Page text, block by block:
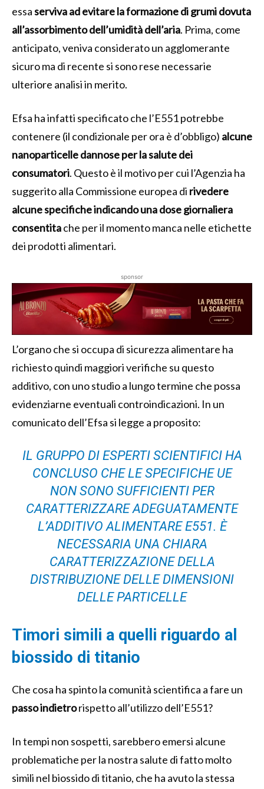
essaserviva ad evitare la formazione di grumi dovuta
all’assorbimento dell’umidità dell’aria. Prima, come
anticipato, veniva considerato un agglomerante
sicuro ma di recente si sono rese necessarie
ulteriore analisi in merito.
Efsa ha infatti specificato che l’E551 potrebbe
contenere (il condizionale per ora è d’obbligo) alcune
nanoparticelle dannose per la salute dei
consumatori. Questo è il motivo per cui l’Agenzia ha
suggerito alla Commissione europea di rivedere
alcune specifiche indicando una dose giornaliera
consentitache per il momento manca nelle etichette
dei prodotti alimentari.
sponsor
L’organo che si occupa di sicurezza alimentare ha
richiesto quindi maggiori verifiche su questo
additivo, con uno studio a lungo termine che possa
evidenziarne eventuali controindicazioni. In un
comunicato dell’Efsa si legge a proposito:
IL GRUPPO DI ESPERTI SCIENTIFICI HA
CONCLUSO CHE LE SPECIFICHE UE
NON SONO SUFFICIENTI PER
CARATTERIZZARE ADEGUATAMENTE
L’ADDITIVO ALIMENTARE E551. È
NECESSARIA UNA CHIARA
CARATTERIZZAZIONE DELLA
DISTRIBUZIONE DELLE DIMENSIONI
DELLE PARTICELLE
Timori simili a quelli riguardo al
biossido di titanio
Che cosa ha spinto la comunità scientifica a fare un
passo indietrorispetto all’utilizzo dell’E551?
In tempi non sospetti, sarebbero emersi alcune
problematiche per la nostra salute di fatto molto
simili nel biossido di titanio, che ha avuto la stessa